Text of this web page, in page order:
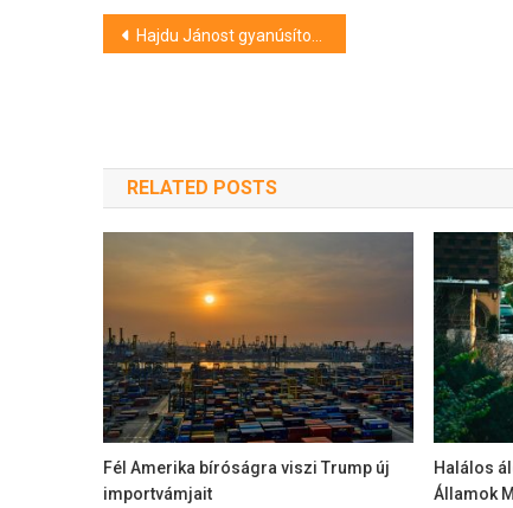
Bejegyzés
Hajdu Jánost gyanúsítottként hallgatták ki az aranykonvoj ügyben
RELATED POSTS
Fél Amerika bíróságra viszi Trump új
importvámjait
Halálos
Államok